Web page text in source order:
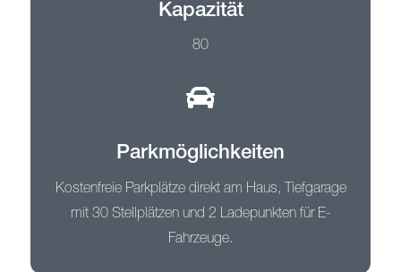
Kapazität
80
Parkmöglichkeiten
Kostenfreie Parkplätze direkt am Haus, Tiefgarage
mit 30 Stellplätzen und 2 Ladepunkten für E-
Fahrzeuge.